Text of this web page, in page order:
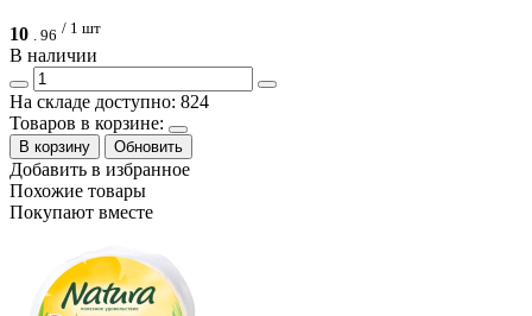
10 . 96 / 1 шт
В наличии
На складе доступно: 824
Товаров в корзине:
В корзину Обновить
Добавить в избранное
Похожие товары
Покупают вместе